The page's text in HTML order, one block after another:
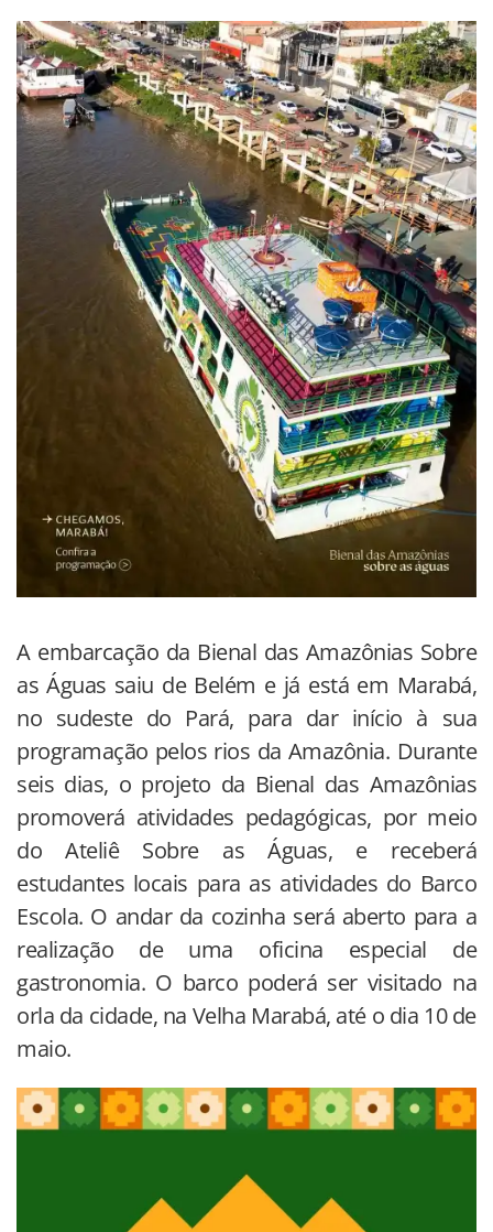
A embarcação da Bienal das Amazônias Sobre
as Águas saiu de Belém e já está em Marabá,
no sudeste do Pará, para dar início à sua
programação pelos rios da Amazônia. Durante
seis dias, o projeto da Bienal das Amazônias
promoverá atividades pedagógicas, por meio
do Ateliê Sobre as Águas, e receberá
estudantes locais para as atividades do Barco
Escola. O andar da cozinha será aberto para a
realização de uma oficina especial de
gastronomia. O barco poderá ser visitado na
orla da cidade, na Velha Marabá, até o dia 10 de
maio.